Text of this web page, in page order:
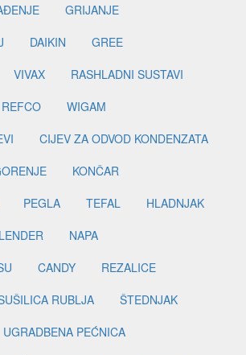
GRIJANJE
DAIKIN
GREE
VIVAX
RASHLADNI SUSTAVI
REFCO
WIGAM
CIJEV ZA ODVOD KONDENZATA
KONČAR
PEGLA TEFAL
HLADNJAK
NAPA
CANDY
REZALICE
RUBLJA
ŠTEDNJAK
UGRADBENA PEĆNICA